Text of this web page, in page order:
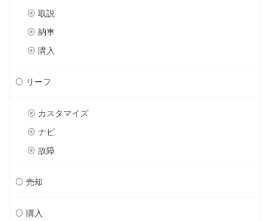
取説
納車
購入
リーフ
カスタマイズ
ナビ
故障
売却
購入